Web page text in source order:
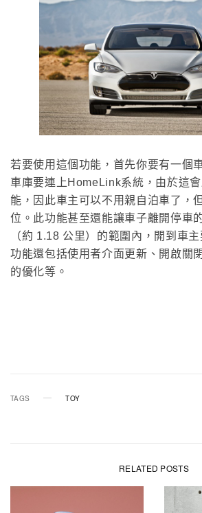
若要使用這個功能，首先你要有一個
車庫要連上HomeLink系統，由於這
能，因此車主可以不用親自泊車了，
位。此功能甚至還能讓車子離開停車
（約 1.18 公里）的範圍內，開到車
功能還包括使用者介面更新、開啟關
的優化等。
TAGS TOY
RELATED POSTS